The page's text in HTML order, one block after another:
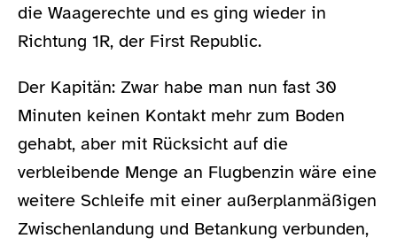
die Waagerechte und es ging wieder in
Richtung 1R, der First Republic.
Der Kapitän: Zwar habe man nun fast 30
Minuten keinen Kontakt mehr zum Boden
gehabt, aber mit Rücksicht auf die
verbleibende Menge an Flugbenzin wäre eine
weitere Schleife mit einer außerplanmäßigen
Zwischenlandung und Betankung verbunden,